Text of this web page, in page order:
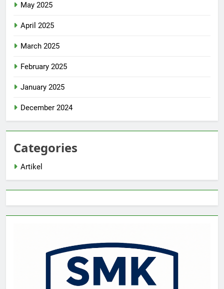
May 2025
April 2025
March 2025
February 2025
January 2025
December 2024
Categories
Artikel